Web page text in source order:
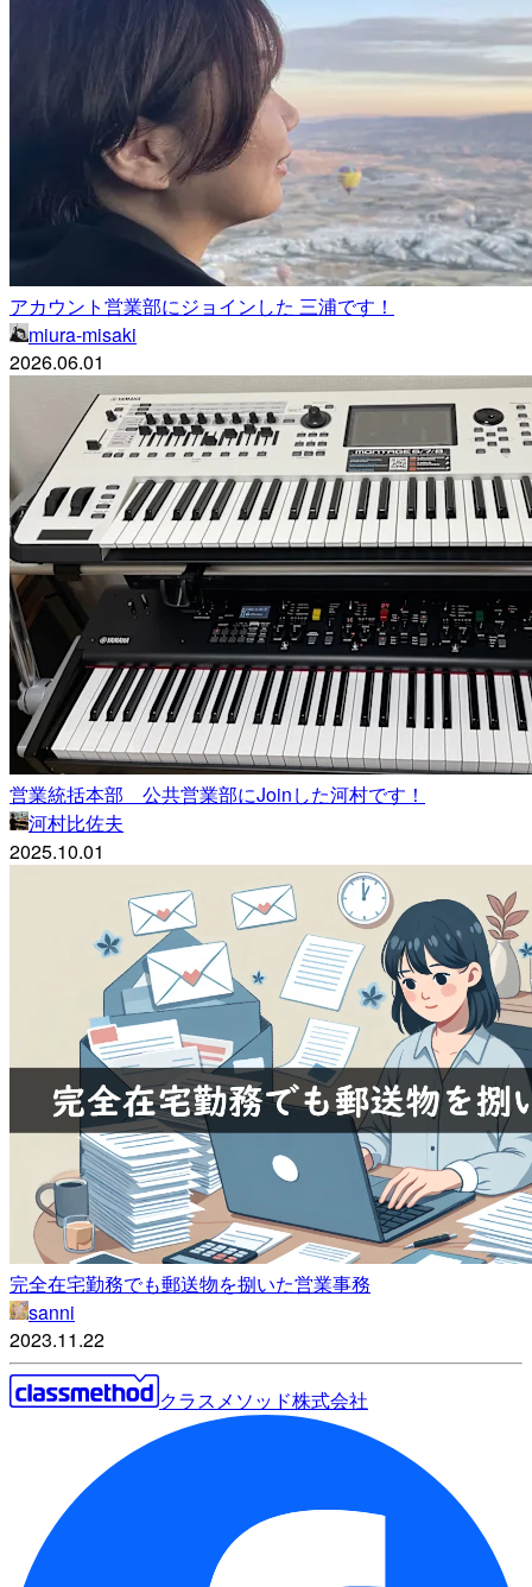
アカウント営業部にジョインした 三浦です！
miura-misaki
2026.06.01
営業統括本部 公共営業部にJoinした河村です！
河村比佐夫
2025.10.01
完全在宅勤務でも郵送物を捌いた営業事務
sanni
2023.11.22
クラスメソッド株式会社